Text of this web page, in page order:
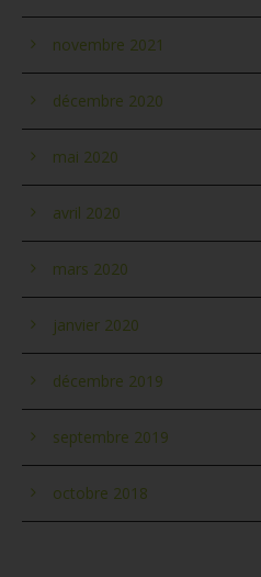
novembre 2021
décembre 2020
mai 2020
avril 2020
mars 2020
janvier 2020
décembre 2019
septembre 2019
octobre 2018